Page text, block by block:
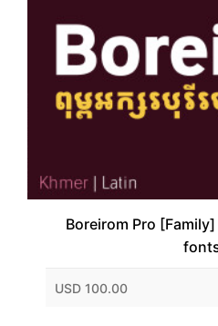
Boreirom Pro
USD 100.00